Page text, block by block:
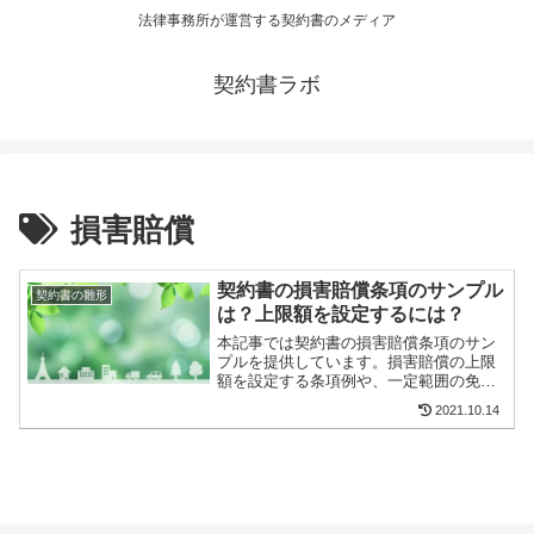
法律事務所が運営する契約書のメディア
契約書ラボ
損害賠償
契約書の雛形
契約書の損害賠償条項のサンプル
は？上限額を設定するには？
本記事では契約書の損害賠償条項のサン
プルを提供しています。損害賠償の上限
額を設定する条項例や、一定範囲の免責
を受けるための条項例も示します。ま
た、消費者契約法に照らした損害賠償条
2021.10.14